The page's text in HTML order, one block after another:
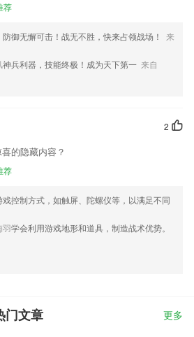
荐
防御无懈可击！战无不胜，快来占领战场！
来
神兵利器，技能终极！成为天下第一 来自
2
的隐藏内容？
荐
戏控制方式，如触屏、陀螺仪等，以满足不同
学会利用游戏地形和道具，制造战术优势。
门文章 更多